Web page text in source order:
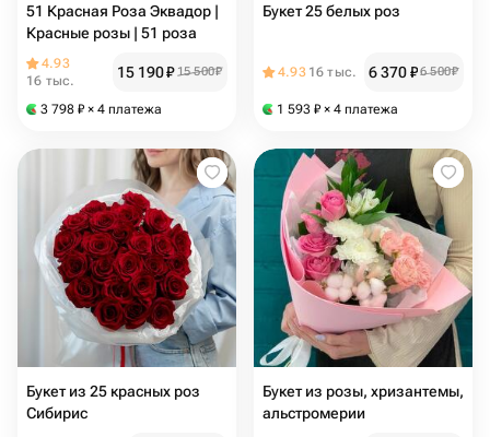
51 Красная Роза Эквадор |
Красные розы | 51 роза
4.93
16 тыс.
15 190₽ 15 500₽
3 798 ₽ × 4 платежа
Букет 25 белых роз
4.93 16 тыс. 6 370₽6 500₽
1 593 ₽ × 4 платежа
Букет из 25 красных роз
Сибирис
Букет из розы, хризантемы,
альстромерии